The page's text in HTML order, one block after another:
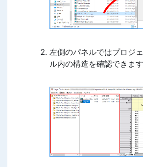
左側のパネルではプロジ
ル内の構造を確認できます